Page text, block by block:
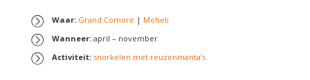
Waar: Grand Comore | Moheli
Wanneer: april – november
Activiteit: snorkelen met reuzenmanta’s